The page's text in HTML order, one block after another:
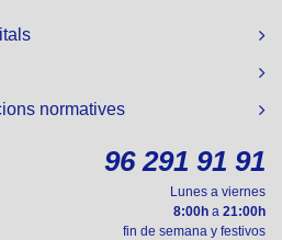
normatives
96 291 91 91
Lunes a viernes
8:00h a 21:00h
fin de semana y festivos